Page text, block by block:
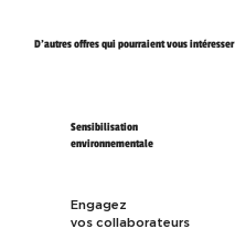
D'autres offres qui pourraient vous intéresser
Sensibilisation
environnementale
Engagez
vos collaborateurs